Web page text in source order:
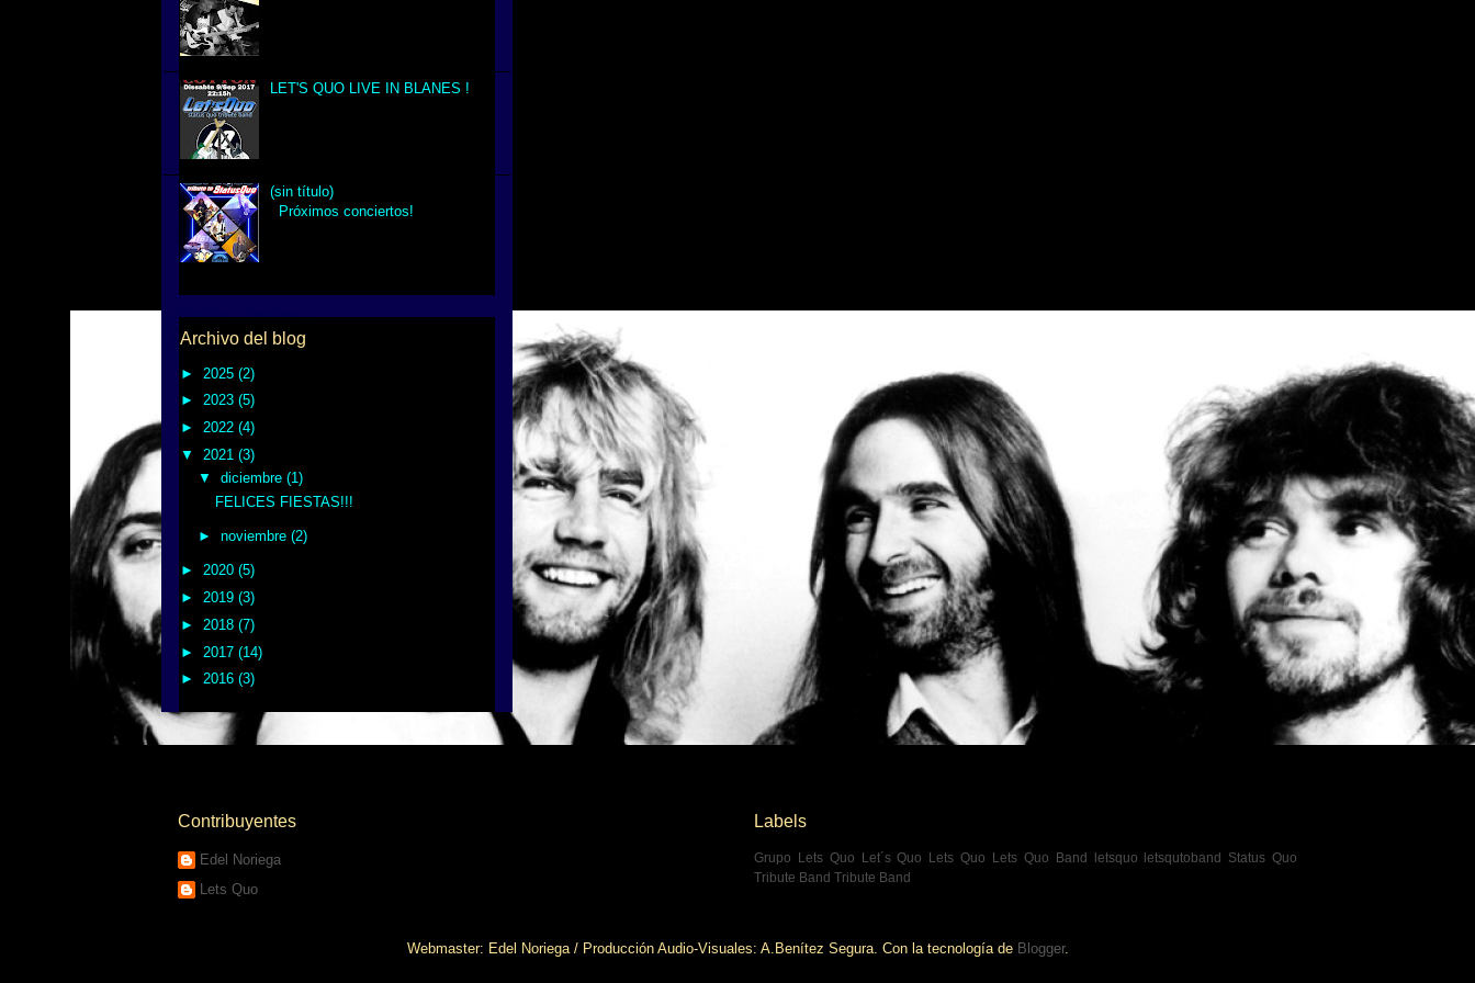
LET'S QUO LIVE IN BLANES !
(sin título)
Próximos conciertos!
Archivo del blog
► 2025 (2)
► 2023 (5)
► 2022 (4)
▼ 2021 (3)
▼ diciembre (1)
FELICES FIESTAS!!!
► noviembre (2)
► 2020 (5)
► 2019 (3)
► 2018 (7)
► 2017 (14)
► 2016 (3)
Contribuyentes
Edel Noriega
Lets Quo
Labels
Grupo Lets Quo Let´s Quo Lets Quo Lets Quo Band letsquo letsqutoband
Status Quo
Tribute Band Tribute Band
Webmaster: Edel Noriega / Producción Audio-Visuales: A.Benítez Segura. Con la tecnología de Blogger.